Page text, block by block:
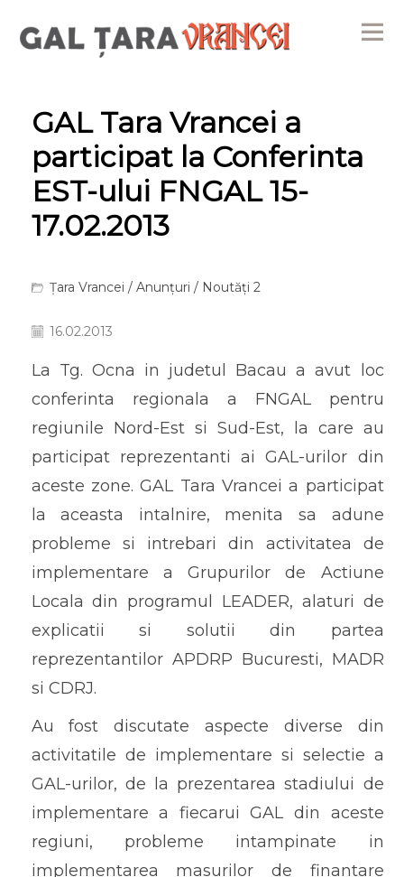
GAL Tara Vrancei a
participat la Conferinta
EST-ului FNGAL 15-
17.02.2013
Țara Vrancei / Anunțuri / Noutăți 2
16.02.2013
La Tg. Ocna in judetul Bacau a avut loc
conferinta regionala a FNGAL pentru
regiunile Nord-Est si Sud-Est, la care au
participat reprezentanti ai GAL-urilor din
aceste zone. GAL Tara Vrancei a participat
la aceasta intalnire, menita sa adune
probleme si intrebari din activitatea de
implementare a Grupurilor de Actiune
Locala din programul LEADER, alaturi de
explicatii si solutii din partea
reprezentantilor APDRP Bucuresti, MADR
si CDRJ.
Au fost discutate aspecte diverse din
activitatile de implementare si selectie a
GAL-urilor, de la prezentarea stadiului de
implementare a fiecarui GAL din aceste
regiuni, probleme intampinate in
implementarea masurilor de finantare